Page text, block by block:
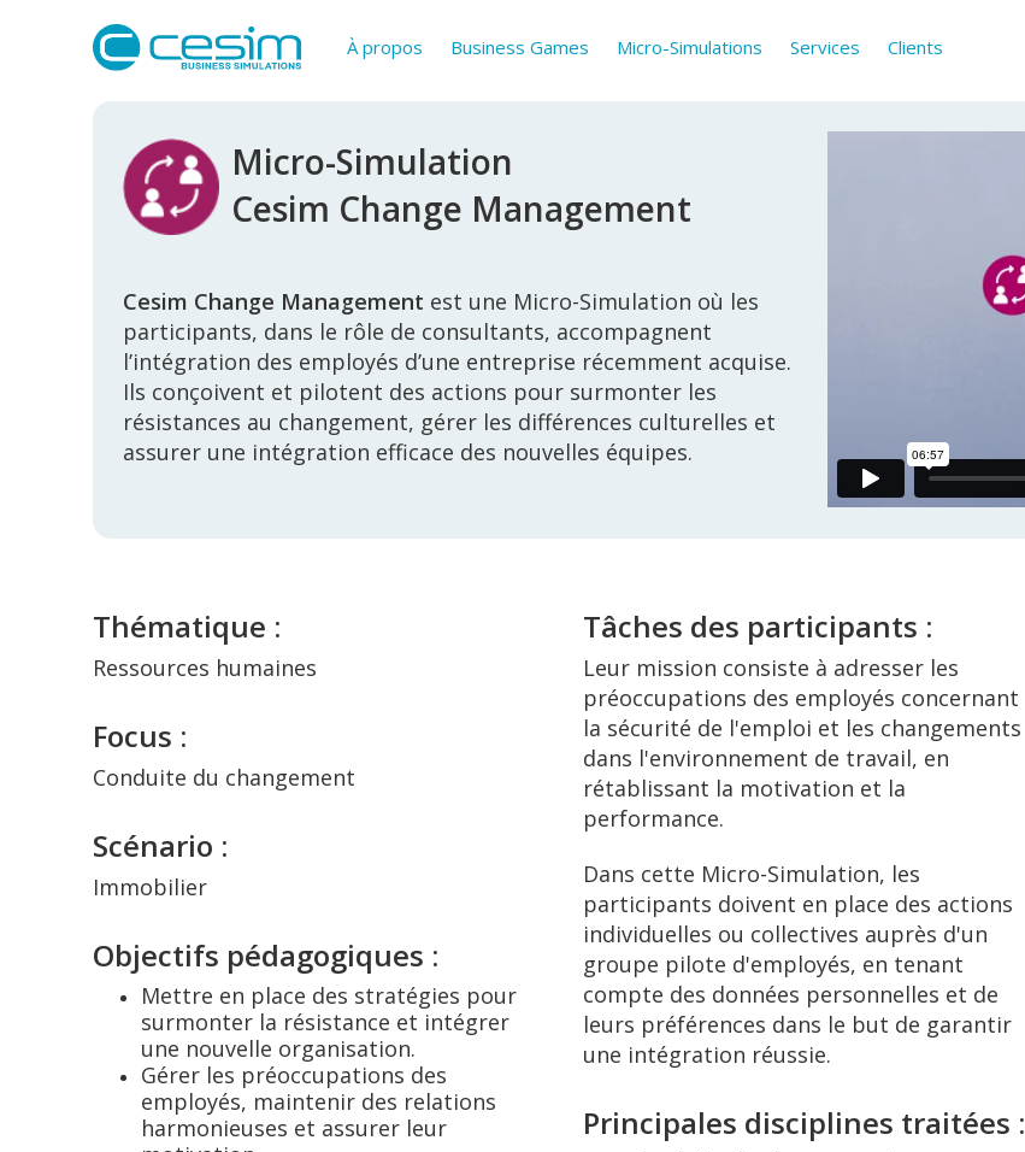
À propos Business Games Micro-Simulations Services Clients
Micro-Simulation
Cesim Change Management
Cesim Change Management est une Micro-Simulation où les
participants, dans le rôle de consultants, accompagnent
l’intégration des employés d’une entreprise récemment acquise.
Ils conçoivent et pilotent des actions pour surmonter les
résistances au changement, gérer les différences culturelles et
assurer une intégration efficace des nouvelles équipes.
Thématique :
Ressources humaines
Focus :
Conduite du changement
Scénario :
Immobilier
Objectifs pédagogiques :
Mettre en place des stratégies pour
surmonter la résistance et intégrer
une nouvelle organisation.
Gérer les préoccupations des
employés, maintenir des relations
harmonieuses et assurer leur
Tâches des participants :
Leur mission consiste à adresser les
préoccupations des employés concernant
la sécurité de l'emploi et les changements
dans l'environnement de travail, en
rétablissant la motivation et la
performance.
Dans cette Micro-Simulation, les
participants doivent en place des actions
individuelles ou collectives auprès d'un
groupe pilote d'employés, en tenant
compte des données personnelles et de
leurs préférences dans le but de garantir
une intégration réussie.
Principales disciplines traitées :